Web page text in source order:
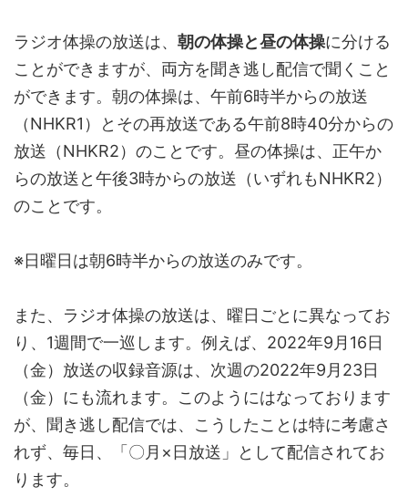
ラジオ体操の放送は、 朝の体操と昼の体操に分ける
ことができますが、両方を聞き逃し配信で聞くこと
ができます。朝の体操は、午前6時半からの放送
（NHKR1）とその再放送である午前8時40分からの
放送（NHKR2）のことです。昼の体操は、正午か
らの放送と午後3時からの放送（いずれもNHKR2）
のことです。
※日曜日は朝6時半からの放送のみです。
また、ラジオ体操の放送は、曜日ごとに異なってお
り、1週間で一巡します。例えば、2022年9月16日
（金）放送の収録音源は、次週の2022年9月23日
（金）にも流れます。このようにはなっております
が、聞き逃し配信では、こうしたことは特に考慮さ
れず、毎日、「〇月×日放送」として配信されてお
ります。